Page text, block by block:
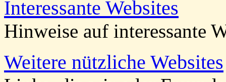
Interessante Websites
Hinweise auf interessante
Weitere nützliche Websites